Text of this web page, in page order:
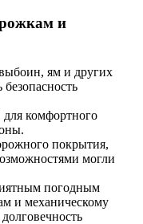
и
ям и других
комфортного
покрытия,
могли
погодным
и механическому